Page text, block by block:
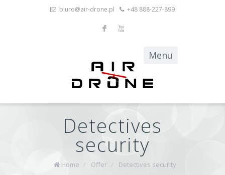
biuro@air-drone.pl +48 888-227-899
F X
Detectives
security
Home / Offer / Detectives security